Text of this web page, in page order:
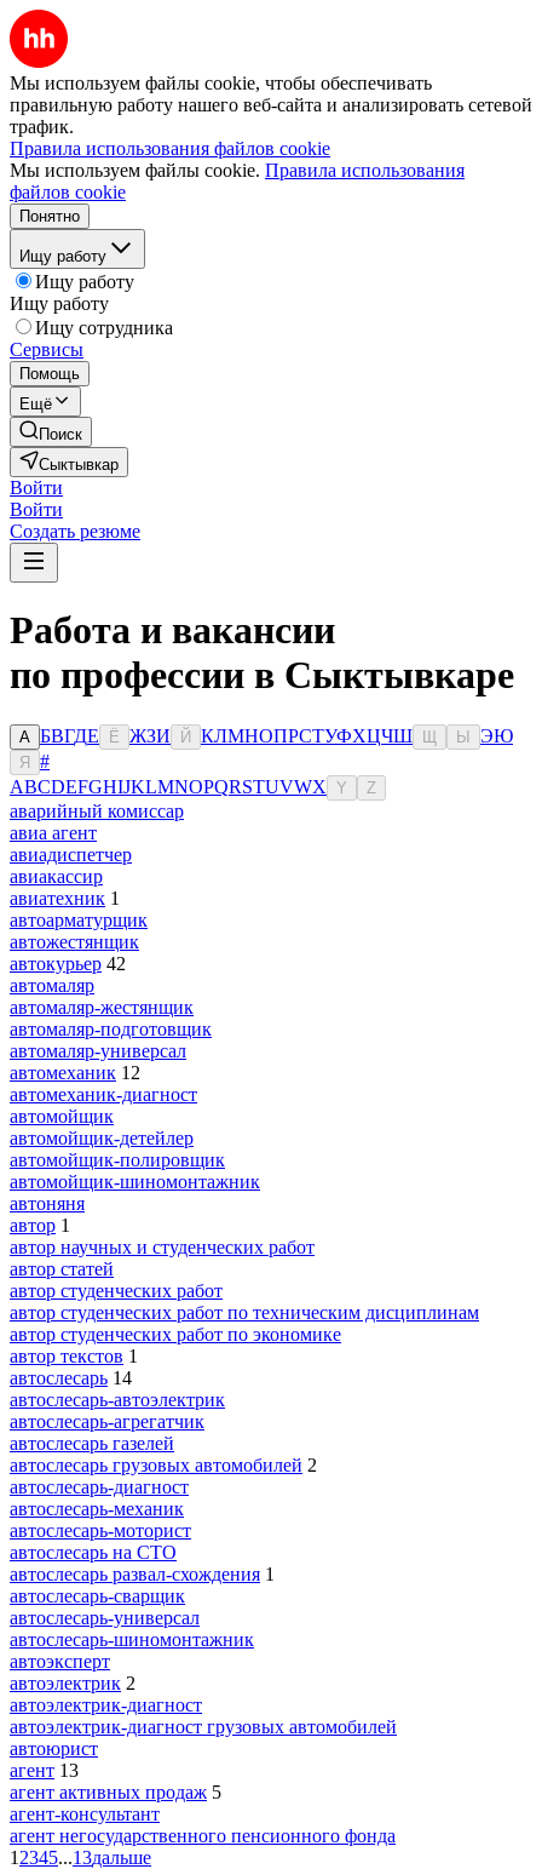
Мы используем файлы cookie, чтобы обеспечивать
правильную работу нашего веб-сайта и анализировать сетевой
трафик.
Правила использования файлов cookie
Мы используем файлы cookie. Правила использования
файлов cookie
Понятно
Ищу работу
Ищу работу
Ищу работу
Ищу сотрудника
Сервисы
Помощь
Ещё
Поиск
Сыктывкар
Войти
Войти
Создать резюме
Работа и вакансии
по профессии в Сыктывкаре
А БВГДЕ Ё ЖЗИ Й КЛМНОПРСТУФХЦЧШ Ы ЭЮ
Я
#
ABCDEFGHIJKLMNOPQRSTUVWX Y Z
аварийный комиссар
авиа агент
авиадиспетчер
авиакассир
авиатехник 1
автоарматурщик
автожестянщик
автокурьер 42
автомаляр
автомаляр-жестянщик
автомаляр-подготовщик
автомаляр-универсал
автомеханик 12
автомеханик-диагност
автомойщик
автомойщик-детейлер
автомойщик-полировщик
автомойщик-шиномонтажник
автоняня
автор 1
автор научных и студенческих работ
автор статей
автор студенческих работ
автор студенческих работ по техническим дисциплинам
автор студенческих работ по экономике
автор текстов 1
автослесарь 14
автослесарь-автоэлектрик
автослесарь-агрегатчик
автослесарь газелей
автослесарь грузовых автомобилей 2
автослесарь-диагност
автослесарь-механик
автослесарь-моторист
автослесарь на СТО
автослесарь развал-схождения 1
автослесарь-сварщик
автослесарь-универсал
автослесарь-шиномонтажник
автоэксперт
автоэлектрик 2
автоэлектрик-диагност
автоэлектрик-диагност грузовых автомобилей
автоюрист
агент 13
агент активных продаж 5
агент-консультант
агент негосударственного пенсионного фонда
1 2345...13дальше